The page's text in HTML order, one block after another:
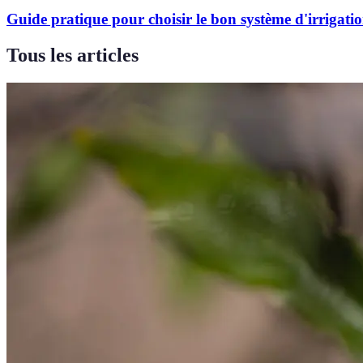
Guide pratique pour choisir le bon système
Tous les articles